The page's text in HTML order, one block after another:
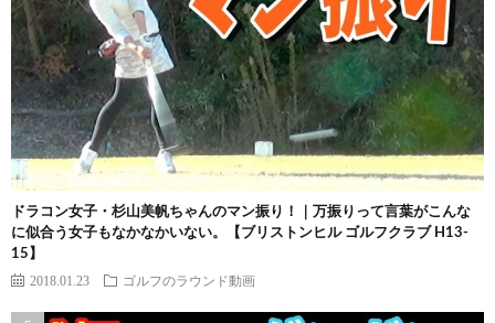
ドラコン女子・杉山美帆ちゃんのマン振り！｜万振りって言葉がこんな
に似合う女子もなかなかいない。【ブリストンヒル ゴルフクラブ H13-
15】
2018.01.23 ゴルフのラウンド動画